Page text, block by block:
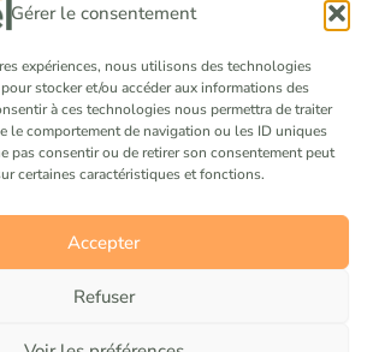
Gérer le consentement
expériences, nous utilisons des technologies
stocker et/ou accéder aux informations des
à ces technologies nous permettra de traiter
le comportement de navigation ou les ID uniques
pas consentir ou de retirer son consentement peut
certaines caractéristiques et fonctions.
Accepter
Refuser